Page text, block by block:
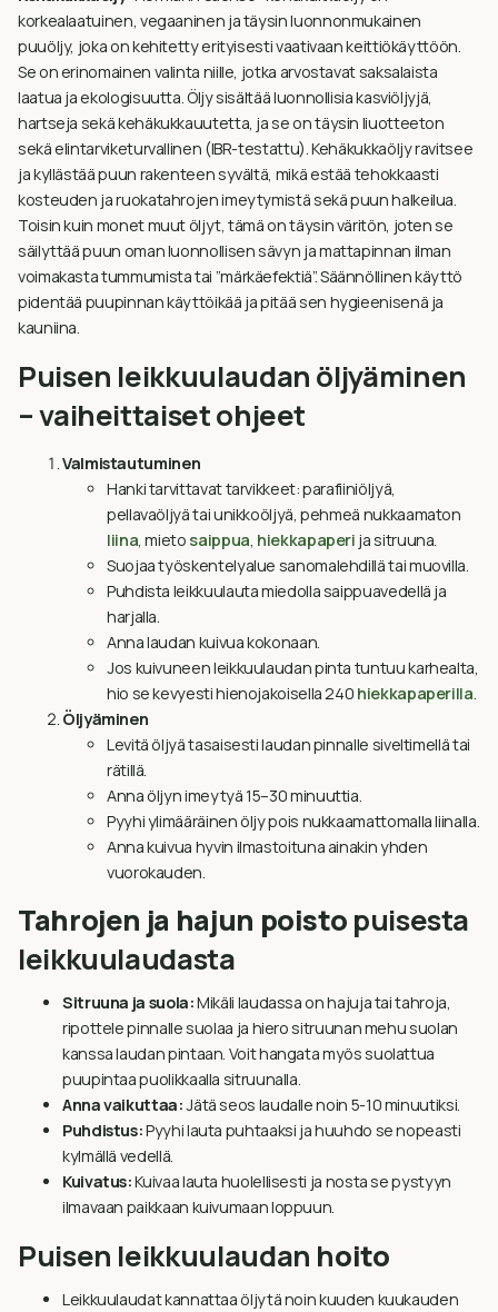
korkealaatuinen, vegaaninen ja täysin luonnonmukainen
puuöljy, joka on kehitetty erityisesti vaativaan keittiökäyttöön.
Se on erinomainen valinta niille, jotka arvostavat saksalaista
laatua ja ekologisuutta. Öljy sisältää luonnollisia kasviöljyjä,
hartseja sekä kehäkukkauutetta, ja se on täysin liuotteeton
sekä elintarviketurvallinen (IBR-testattu). Kehäkukkaöljy ravitsee
ja kyllästää puun rakenteen syvältä, mikä estää tehokkaasti
kosteuden ja ruokatahrojen imeytymistä sekä puun halkeilua.
Toisin kuin monet muut öljyt, tämä on täysin väritön, joten se
säilyttää puun oman luonnollisen sävyn ja mattapinnan ilman
voimakasta tummumista tai ”märkäefektiä”. Säännöllinen käyttö
pidentää puupinnan käyttöikää ja pitää sen hygieenisenä ja
kauniina.
Puisen leikkuulaudan öljyäminen
– vaiheittaiset ohjeet
Valmistautuminen
Hanki tarvittavat tarvikkeet: parafiiniöljyä,
pellavaöljyä tai unikkoöljyä, pehmeä nukkaamaton
liina, mieto saippua, hiekkapaperi ja sitruuna.
Suojaa työskentelyalue sanomalehdillä tai muovilla.
Puhdista leikkuulauta miedolla saippuavedellä ja
harjalla.
Anna laudan kuivua kokonaan.
Jos kuivuneen leikkuulaudan pinta tuntuu karhealta,
hio se kevyesti hienojakoisella 240 hiekkapaperilla.
Öljyäminen
Levitä öljyä tasaisesti laudan pinnalle siveltimellä tai
rätillä.
Anna öljyn imeytyä 15–30 minuuttia.
Pyyhi ylimääräinen öljy pois nukkaamattomalla liinalla.
Anna kuivua hyvin ilmastoituna ainakin yhden
vuorokauden.
Tahrojen ja hajun poisto puisesta
leikkuulaudasta
Sitruuna ja suola:Mikäli laudassa on hajuja tai tahroja,
ripottele pinnalle suolaa ja hiero sitruunan mehu suolan
kanssa laudan pintaan. Voit hangata myös suolattua
puupintaa puolikkaalla sitruunalla.
Anna vaikuttaa:Jätä seos laudalle noin 5-10 minuutiksi.
Puhdistus:Pyyhi lauta puhtaaksi ja huuhdo se nopeasti
kylmällä vedellä.
Kuivatus:Kuivaa lauta huolellisesti ja nosta se pystyyn
ilmavaan paikkaan kuivumaan loppuun.
Puisen leikkuulaudan hoito
Leikkuulaudat kannattaa öljytä noin kuuden kuukauden